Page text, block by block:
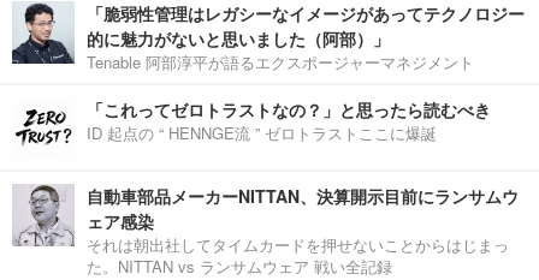
「脆弱性管理はレガシーなイメージがあってテクノロジー
的に魅力がないと思いました（阿部）」
Tenable 阿部淳平が語るエクスポージャーマネジメント
「これってゼロトラストなの？」と思ったら読むべき
ID 起点の “ HENNGE流 ” ゼロトラストここに爆誕
自動車部品メーカーNITTAN、決算開示目前にランサムウ
ェア感染
それは朝出社してタイムカードを押せないことからはじまっ
た。NITTAN vs ランサムウェア 戦い全記録